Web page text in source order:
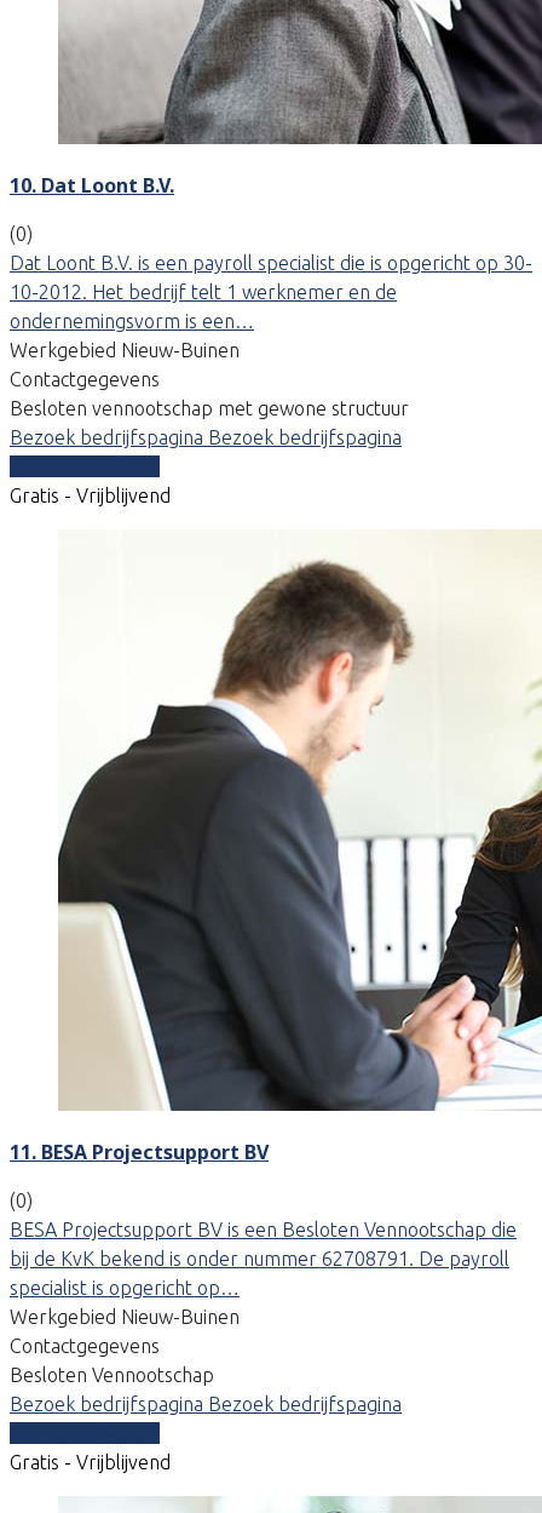
10. Dat Loont B.V.
(0)
Dat Loont B.V. is een payroll specialist die is opgericht op 30-
10-2012. Het bedrijf telt 1 werknemer en de
ondernemingsvorm is een…
Werkgebied Nieuw-Buinen
Contactgegevens
Besloten vennootschap met gewone structuur
Bezoek bedrijfspagina Bezoek bedrijfspagina
Gratis - Vrijblijvend
11. BESA Projectsupport BV
(0)
BESA Projectsupport BV is een Besloten Vennootschap die
bij de KvK bekend is onder nummer 62708791. De payroll
specialist is opgericht op…
Werkgebied Nieuw-Buinen
Contactgegevens
Besloten Vennootschap
Bezoek bedrijfspagina Bezoek bedrijfspagina
Gratis - Vrijblijvend